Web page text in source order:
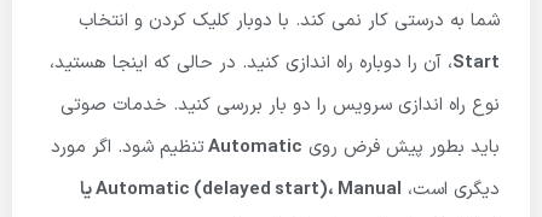
شما به درستی کار نمی کند. با دوبار کلیک کردن و انتخاب
Start، آن را دوباره راه اندازی کنید. در حالی که اینجا هستید،
نوع راه اندازی سرویس را دو بار بررسی کنید. خدمات صوتی
باید بطور پیش فرض روی Automaticتنظیم شود. اگر مورد
دیگری است،
Automatic (delayed start)، Manual یا